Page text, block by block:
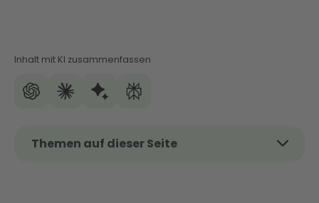
Inhalt mit KI zusammenfassen
Themen auf dieser Seite